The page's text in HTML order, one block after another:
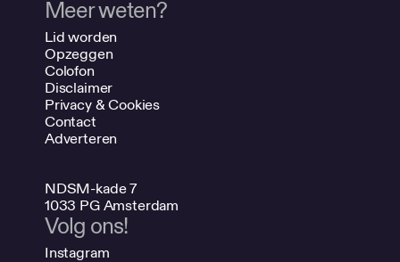
Meer weten?
Lid worden
Opzeggen
Colofon
Disclaimer
Privacy & Cookies
Contact
Adverteren
NDSM-kade 7
1033 PG Amsterdam
Volg ons!
Instagram